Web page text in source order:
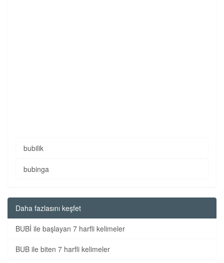
bubilik
bubinga
Daha fazlasını keşfet
BUBİ ile başlayan 7 harfli kelimeler
BUB ile biten 7 harfli kelimeler